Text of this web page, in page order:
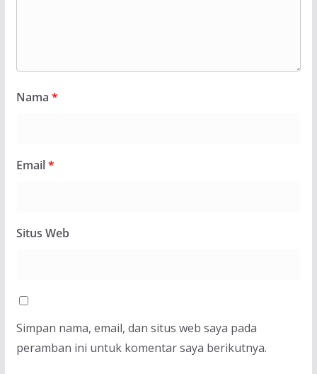
Nama *
Email*
Situs Web
Simpan nama, email, dan situs web saya pada
peramban ini untuk komentar saya berikutnya.